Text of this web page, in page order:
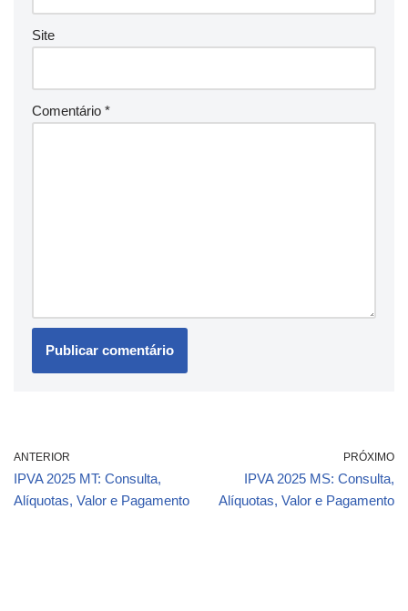
Site
Comentário *
ANTERIOR
IPVA 2025 MT: Consulta,
Alíquotas, Valor e Pagamento
PRÓXIMO
IPVA 2025 MS: Consulta,
Alíquotas, Valor e Pagamento